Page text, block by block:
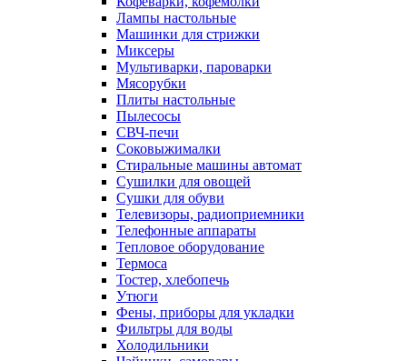
Лампы настольные
Машинки для стрижки
Миксеры
Мультиварки, пароварки
Мясорубки
Плиты настольные
Пылесосы
СВЧ-печи
Соковыжималки
Стиральные машины автомат
Сушилки для овощей
Сушки для обуви
Телевизоры, радиоприемники
Телефонные аппараты
Тепловое оборудование
Термоса
Тостер, хлебопечь
Утюги
Фены, приборы для укладки
Фильтры для воды
Холодильники